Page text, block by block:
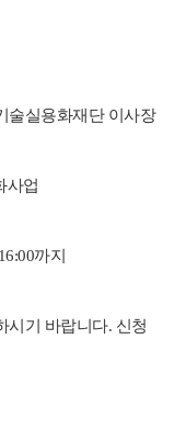
술실용화재단 이사장
사업
까지
시기 바랍니다. 신청